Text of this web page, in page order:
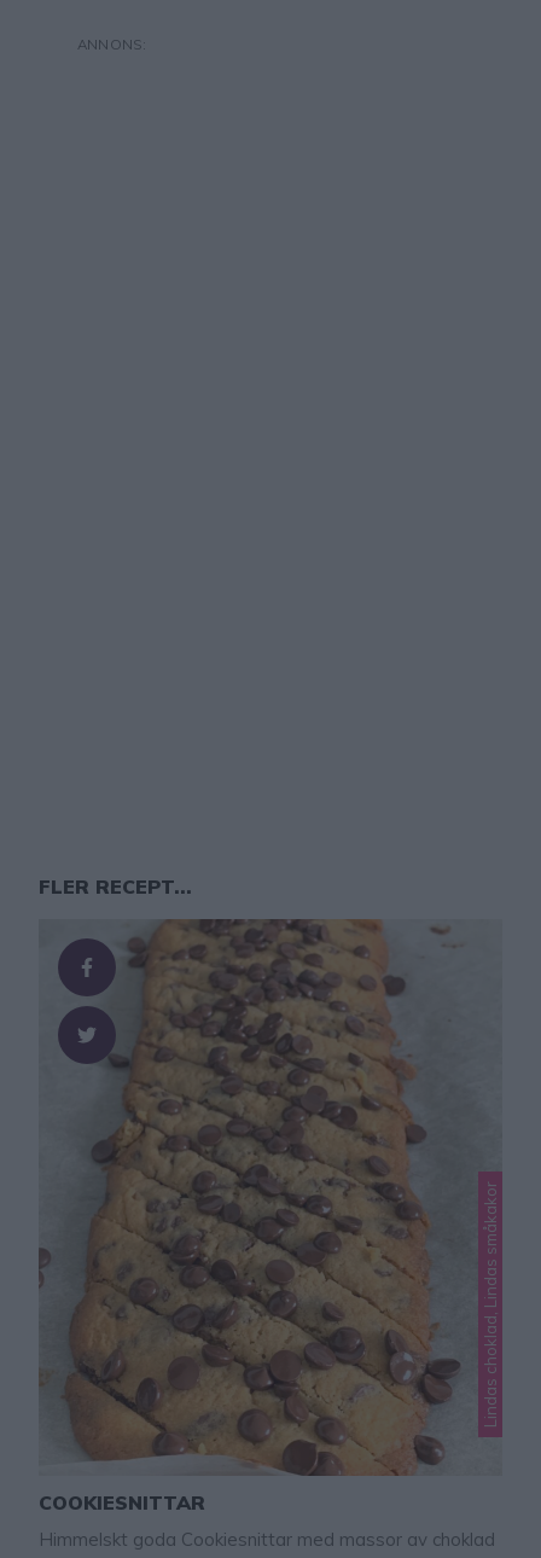
FLER RECEPT...
Lindas choklad, Lindas småkakor
COOKIESNITTAR
Himmelskt goda Cookiesnittar med massor av choklad